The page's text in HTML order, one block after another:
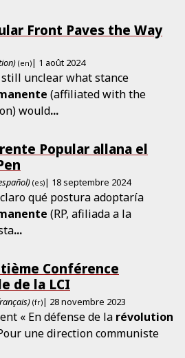
Front Paves the Way
(en)| 1 août 2024
unclear what stance
(affiliated with the
would...
Popular allana el
(es)| 18 septembre 2024
qué postura adoptaría
(RP, afiliada a la
...
Conférence
de la LCI
(fr)| 28 novembre 2023
« En défense de la révolution
une direction communiste